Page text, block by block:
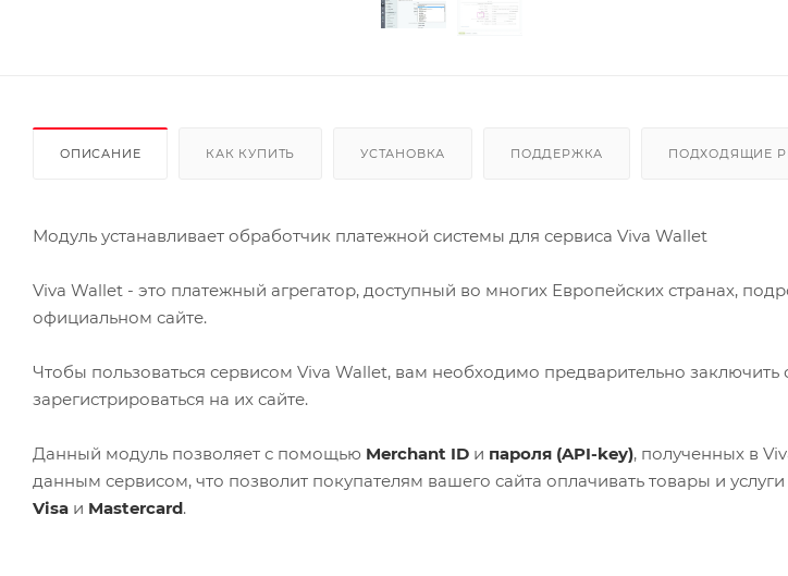
ОПИСАНИЕ КАК КУПИТЬ УСТАНОВКА ПОДДЕРЖКА ПОДХОДЯЩИЕ
Модуль устанавливает обработчик платежной системы для сервиса Viva Wallet
Viva Wallet - это платежный агрегатор, доступный во многих Европейских странах,
официальном сайте.
Чтобы пользоваться сервисом Viva Wallet, вам необходимо предварительно
зарегистрироваться на их сайте.
Данный модуль позволяет с помощью Merchant ID и пароля (API-key), полученных в
данным сервисом, что позволит покупателям вашего сайта оплачивать товары и
Visa и Mastercard.